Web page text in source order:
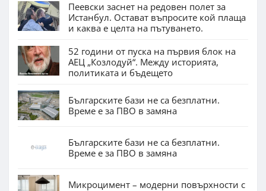
Пеевски заснет на редовен полет за
Истанбул. Остават въпросите кой плаща
и каква е целта на пътуването.
52 години от пуска на първия блок на
АЕЦ „Козлодуй“. Между историята,
политиката и бъдещето
Българските бази не са безплатни.
Време е за ПВО в замяна
Българските бази не са безплатни.
Време е за ПВО в замяна
Микроцимент – модерни повърхности с